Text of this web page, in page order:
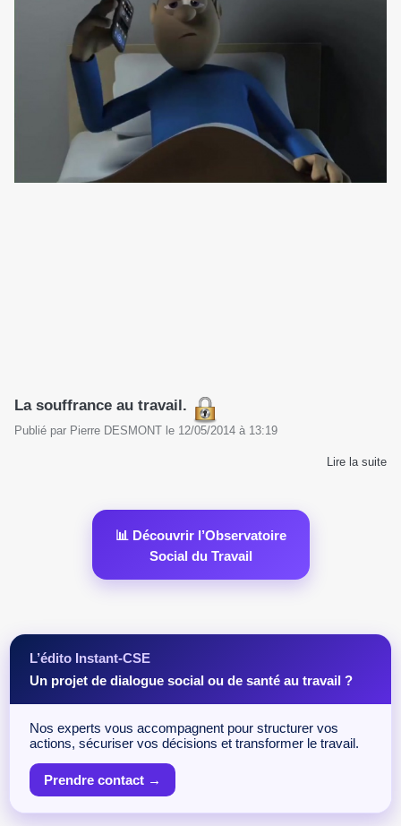
La souffrance au travail.
Publié par Pierre DESMONT le 12/05/2014 à 13:19
Lire la suite
📊 Découvrir l’Observatoire
Social du Travail
L’édito Instant-CSE
Un projet de dialogue social ou de santé au travail ?
Nos experts vous accompagnent pour structurer vos
actions, sécuriser vos décisions et transformer le travail.
Prendre contact →